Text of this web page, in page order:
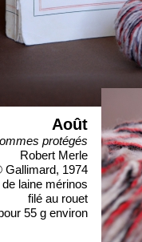
Août
protégés
Robert Merle
Gallimard, 1974
laine mérinos
filé au rouet
55 g environ